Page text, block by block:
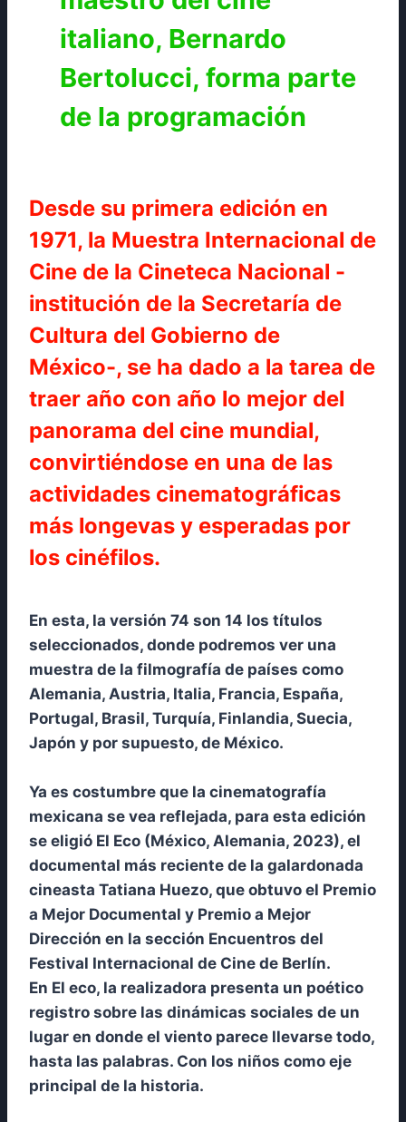
italiano, Bernardo
Bertolucci, forma parte
de la programación
Desde su primera edición en
1971, la Muestra Internacional de
Cine de la Cineteca Nacional -
institución de la Secretaría de
Cultura del Gobierno de
México-, se ha dado a la tarea de
traer año con año lo mejor del
panorama del cine mundial,
convirtiéndose en una de las
actividades cinematográficas
más longevas y esperadas por
los cinéfilos.
En esta, la versión 74 son 14 los títulos
seleccionados, donde podremos ver una
muestra de la filmografía de países como
Alemania, Austria, Italia, Francia, España,
Portugal, Brasil, Turquía, Finlandia, Suecia,
Japón y por supuesto, de México.
Ya es costumbre que la cinematografía
mexicana se vea reflejada, para esta edición
se eligió El Eco (México, Alemania, 2023), el
documental más reciente de la galardonada
cineasta Tatiana Huezo, que obtuvo el Premio
a Mejor Documental y Premio a Mejor
Dirección en la sección Encuentros del
Festival Internacional de Cine de Berlín.
En El eco, la realizadora presenta un poético
registro sobre las dinámicas sociales de un
lugar en donde el viento parece llevarse todo,
hasta las palabras. Con los niños como eje
principal de la historia.